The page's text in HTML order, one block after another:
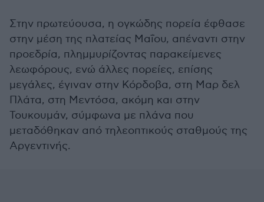
Στην πρωτεύουσα, η ογκώδης πορεία έφθασε
στην μέση της πλατείας Μαΐου, απέναντι στην
προεδρία, πλημμυρίζοντας παρακείμενες
λεωφόρους, ενώ άλλες πορείες, επίσης
μεγάλες, έγιναν στην Κόρδοβα, στη Μαρ δελ
Πλάτα, στη Μεντόσα, ακόμη και στην
Τουκουμάν, σύμφωνα με πλάνα που
μεταδόθηκαν από τηλεοπτικούς σταθμούς της
Αργεντινής.